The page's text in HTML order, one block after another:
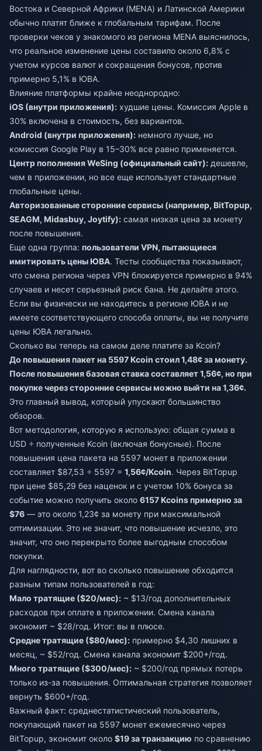
Востока и Северной Африки (MENA) и Латинской Америки
обычно платят ближе к глобальным тарифам. После
проверки чеков у знакомого из региона MENA выяснилось,
что реальное изменение цены составило около 6,8% с
учетом курсов валют и сокращения бонусов, против
примерно 5,1% в ЮВА.
Влияние платформы крайне неоднородно:
iOS (внутри приложения): худшие цены. Комиссия Apple в
30% включена в стоимость, без вариантов.
Android (внутри приложения): немного лучше, но
комиссия Google Play в 15–30% все равно применяется.
Центр пополнения WeSing (официальный сайт): дешевле,
чем в приложении, но все еще использует стандартные
глобальные цены.
Авторизованные сторонние сервисы (например, BitTopup,
SEAGM, Midasbuy, Joytify): самая низкая цена за монету
после повышения.
Еще одна группа: пользователи VPN, пытающиеся
имитировать цены ЮВА. Тесты сообщества показывают,
что смена региона через VPN блокируется примерно в 94%
случаев и несет серьезный риск бана. Не делайте этого.
Если вы физически не находитесь в регионе ЮВА и не
имеете соответствующего способа оплаты, вы не получите
цены ЮВА легально.
Сколько вы теперь на самом деле платите за Kcoin?
До повышения пакет на 5597 Kcoin стоил 1,48¢ за монету.
После повышения базовая ставка составляет 1,56¢, но при
покупке через сторонние сервисы можно выйти на 1,36¢.
Это главный вывод, который упускают большинство
обзоров.
Вот методология, которую я использую: общая сумма в
USD ÷ полученные Kcoin (включая бонусные). После
повышения цена пакета на 5597 монет в приложении
составляет $87,53 ÷ 5597 = 1,56¢/Kcoin. Через BitTopup
при цене $85,29 без наценок и с учетом 10% бонуса за
событие можно получить около 6157 Kcoins примерно за
$76 — это около 1,23¢ за монету при максимальной
оптимизации. Это не значит, что повышение исчезло, это
значит, что оно перекрыто более выгодным способом
покупки.
Для наглядности, вот во сколько повышение обходится
разным типам пользователей в год:
Мало тратящие ($20/мес): ~ $13/год дополнительных
расходов при оплате в приложении. Смена канала
экономит ~ $28/год. Итог: вы в плюсе.
Средне тратящие ($80/мес): примерно $4,30 лишних в
месяц, ~ $52/год. Смена канала экономит $200+/год.
Много тратящие ($300/мес): ~ $200/год прямых потерь
только из-за повышения. Оптимальная стратегия позволяет
вернуть $600+/год.
Важный факт: среднестатистический пользователь,
покупающий пакет на 5597 монет ежемесячно через
BitTopup, экономит около $19 за транзакцию по сравнению